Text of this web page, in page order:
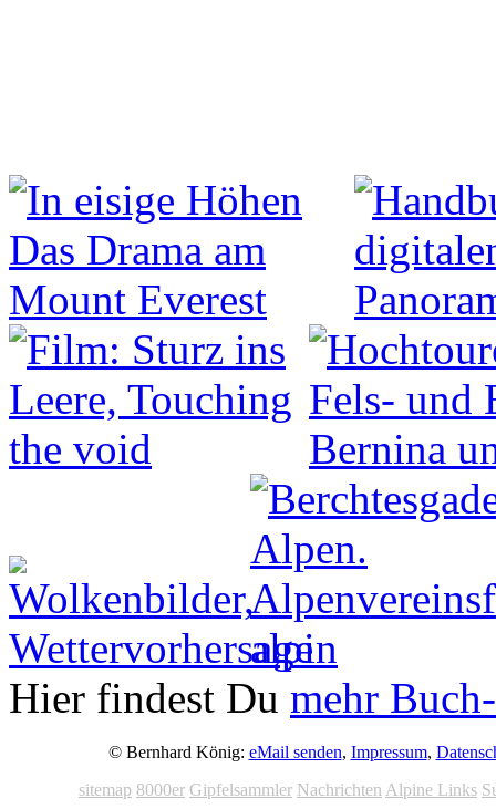
Hier findest Du mehr
© Bernhard König: eMail senden, Impressum,
sitemap 8000er Gipfelsammler Nachrichten Alpine Links